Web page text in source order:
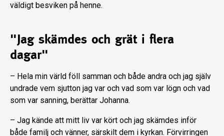
väldigt besviken på henne.
"Jag skämdes och grät i flera
dagar"
– Hela min värld föll samman och både andra och jag själv
undrade vem sjutton jag var och vad som var lögn och vad
som var sanning, berättar Johanna.
– Jag kände att mitt liv var kört och jag skämdes inför
både familj och vänner, särskilt dem i kyrkan. Förvirringen